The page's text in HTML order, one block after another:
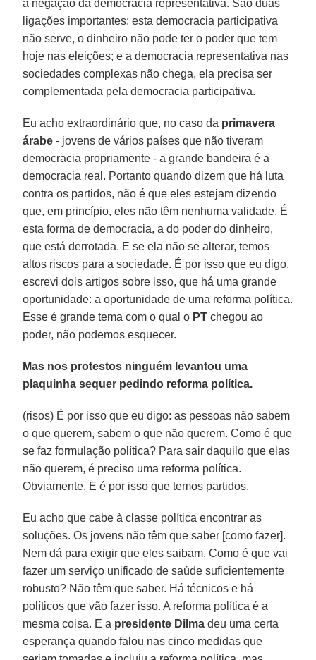
a negação da democracia representativa. São duas
ligações importantes: esta democracia participativa
não serve, o dinheiro não pode ter o poder que tem
hoje nas eleições; e a democracia representativa nas
sociedades complexas não chega, ela precisa ser
complementada pela democracia participativa.
Eu acho extraordinário que, no caso da primavera
árabe - jovens de vários países que não tiveram
democracia propriamente - a grande bandeira é a
democracia real. Portanto quando dizem que há luta
contra os partidos, não é que eles estejam dizendo
que, em princípio, eles não têm nenhuma validade. É
esta forma de democracia, a do poder do dinheiro,
que está derrotada. E se ela não se alterar, temos
altos riscos para a sociedade. É por isso que eu digo,
escrevi dois artigos sobre isso, que há uma grande
oportunidade: a oportunidade de uma reforma política.
Esse é grande tema com o qual o PT chegou ao
poder, não podemos esquecer.
Mas nos protestos ninguém levantou uma
plaquinha sequer pedindo reforma política.
(risos) É por isso que eu digo: as pessoas não sabem
o que querem, sabem o que não querem. Como é que
se faz formulação política? Para sair daquilo que elas
não querem, é preciso uma reforma política.
Obviamente. E é por isso que temos partidos.
Eu acho que cabe à classe política encontrar as
soluções. Os jovens não têm que saber [como fazer].
Nem dá para exigir que eles saibam. Como é que vai
fazer um serviço unificado de saúde suficientemente
robusto? Não têm que saber. Há técnicos e há
políticos que vão fazer isso. A reforma política é a
mesma coisa. E a presidente Dilma deu uma certa
esperança quando falou nas cinco medidas que